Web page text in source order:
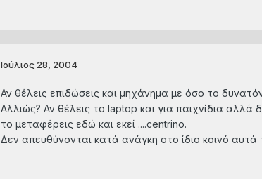
Ιούλιος 28, 2004
Αν θέλεις επιδώσεις και μηχάνημα με όσο το
Αλλιώς? Αν θέλεις το laptop και για παιχνίδια
το μεταφέρεις εδώ και εκεί ....centrino.
Δεν απευθύνονται κατά ανάγκη στο ίδιο κοινό αυτά